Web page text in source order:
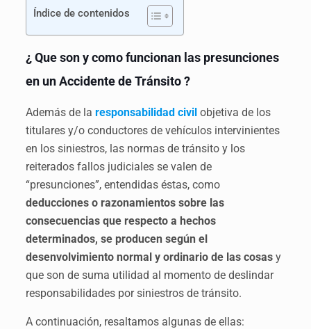
Índice de contenidos
¿ Que son y como funcionan las presunciones
en un Accidente de Tránsito ?
Además de la responsabilidad civilobjetiva de los
titulares y/o conductores de vehículos intervinientes
en los siniestros, las normas de tránsito y los
reiterados fallos judiciales se valen de
“presunciones”, entendidas éstas, como
deducciones o razonamientos sobre las
consecuencias que respecto a hechos
determinados, se producen según el
desenvolvimiento normal y ordinario de las cosasy
que son de suma utilidad al momento de deslindar
responsabilidades por siniestros de tránsito.
A continuación, resaltamos algunas de ellas: